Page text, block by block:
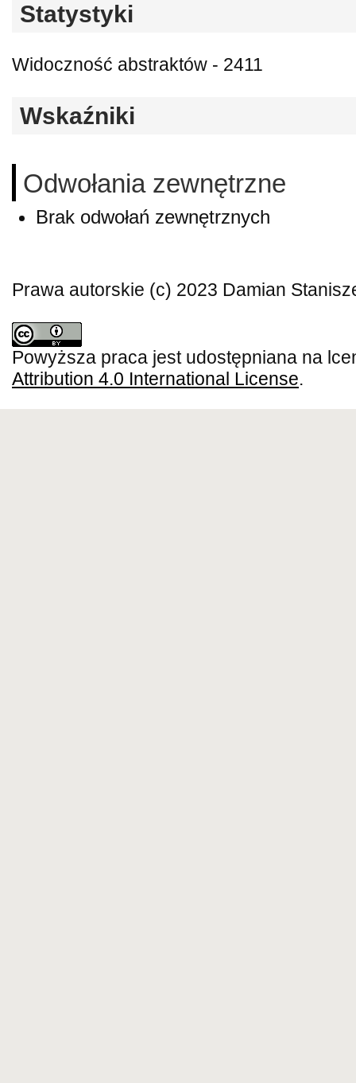
Statystyki
Widoczność abstraktów - 2411
Wskaźniki
Odwołania zewnętrzne
Brak odwołań zewnętrznych
Prawa autorskie (c) 2023 Damian
Powyższa praca jest udostępniana na
Attribution 4.0 International License.